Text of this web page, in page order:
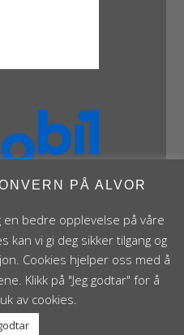
142A • NO - 1386
• Tlf: 90 24 55 55 •
MVA Foretaksregisteret
PÅ ALVOR
bedre opplevelse på våre
kan vi gi deg sikker tilgang og
Cookies hjelper oss med å
Klikk på "Jeg godtar" for å
av cookies.